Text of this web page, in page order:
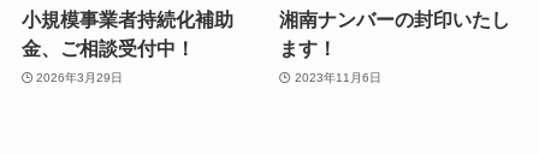
小規模事業者持続化補助
金、ご相談受付中！
2026年3月29日
湘南ナンバーの封印いたし
ます！
2023年11月6日